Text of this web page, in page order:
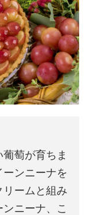
萄が育ちま
ンニーナを
ームと組み
ニーナ、こ